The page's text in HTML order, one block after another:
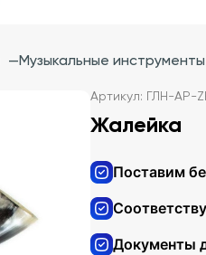
—Музыкальные инструменты
Артикул: ГЛН-AP-
Жалейка
Поставим
Документы